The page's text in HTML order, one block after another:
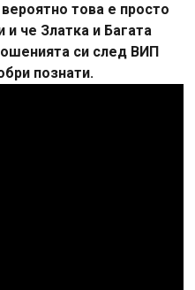
това е просто
че Златка и Багата
си след ВИП
познати.